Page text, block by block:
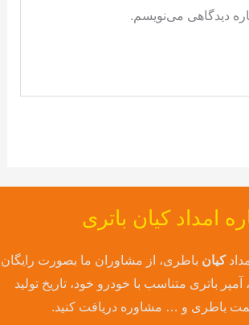
دیدگاهی می‌نویسم.
امداد کیان باتری
کیان باطری، از مشاوران ما بصورت رایگان
آمپر باتری متناسب با خودرو خود، تاریخ تولید
باطری و … مشاوره دریافت کنید.